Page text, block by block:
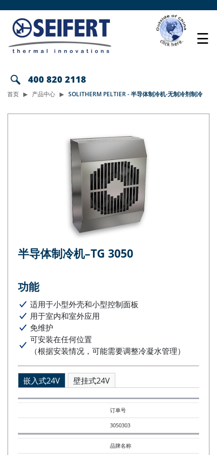
400 820 2118
☰
首页 产品中心 SOLITHERM PELTIER - 半导体制冷机-无制冷剂制冷
半导体制冷机–TG 3050
功能
适用于小型外壳和小型控制面板
用于室内和室外应用
免维护
可安装在任何位置
（根据安装情况，可能需要调整冷凝水管理）
嵌入式24V 壁挂式24V
订单号
3050303
品牌名称